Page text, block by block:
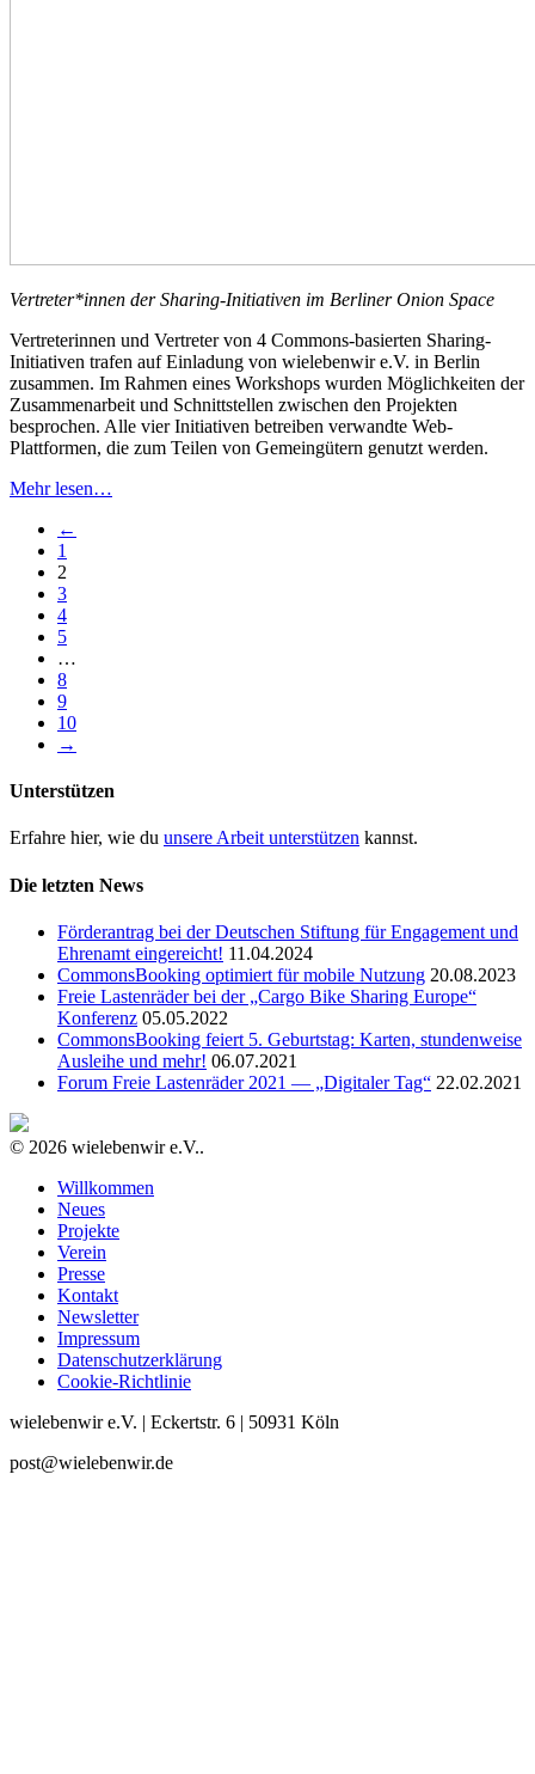
Vertreter*innen der Sharing-Initiativen im Berliner Onion Space
Vertreterinnen und Vertreter von 4 Commons-basierten Sharing-
Initiativen trafen auf Einladung von wielebenwir e.V. in Berlin
zusammen. Im Rahmen eines Workshops wurden Möglichkeiten der
Zusammenarbeit und Schnittstellen zwischen den Projekten
besprochen. Alle vier Initiativen betreiben verwandte Web-
Plattformen, die zum Teilen von Gemeingütern genutzt werden.
Mehr lesen…
←
1
2
3
4
5
…
8
9
10
→
Unterstützen
Erfahre hier, wie du unsere Arbeit unterstützen kannst.
Die letzten News
Förderantrag bei der Deutschen Stiftung für Engagement und
Ehrenamt eingereicht! 11.04.2024
CommonsBooking optimiert für mobile Nutzung 20.08.2023
Freie Lastenräder bei der „Cargo Bike Sharing Europe“
Konferenz 05.05.2022
CommonsBooking feiert 5. Geburtstag: Karten, stundenweise
Ausleihe und mehr! 06.07.2021
Forum Freie Lastenräder 2021 — „Digitaler Tag“ 22.02.2021
© 2026 wielebenwir e.V..
Willkommen
Neues
Projekte
Verein
Presse
Kontakt
Newsletter
Impressum
Datenschutzerklärung
Cookie-Richtlinie
wielebenwir e.V. | Eckertstr. 6 | 50931 Köln
post@wielebenwir.de